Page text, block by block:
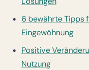
6 bewährte Tipps
Eingewöhnung
Positive
Nutzung